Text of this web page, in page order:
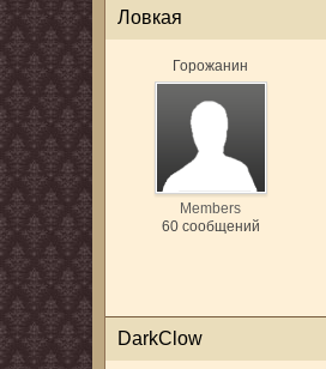
Ловкая
Горожанин
Members
60 сообщений
DarkClow